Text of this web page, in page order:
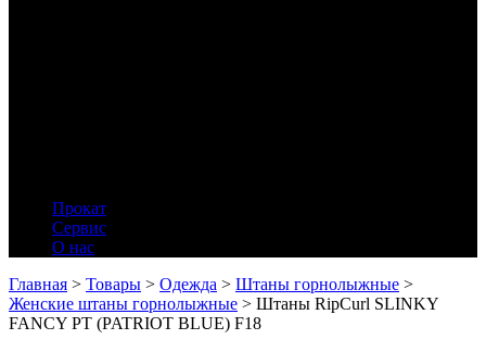
Прокат
Сервис
О нас
Главная > Товары > Одежда > Штаны горнолыжные >
Женские штаны горнолыжные > Штаны RipCurl SLINKY
FANCY PT (PATRIOT BLUE) F18